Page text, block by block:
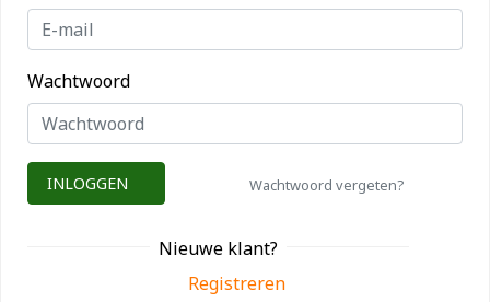
Wachtwoord
INLOGGEN Wachtwoord vergeten?
Nieuwe klant?
Registreren